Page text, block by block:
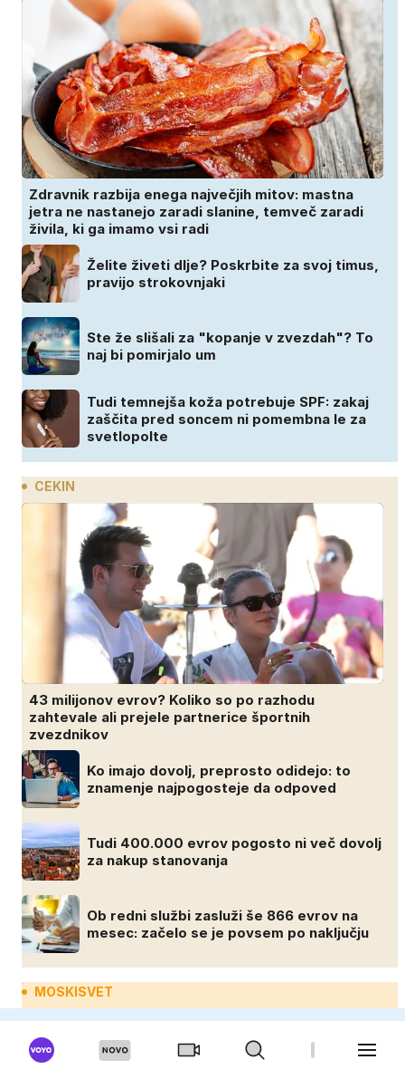
Zdravnik razbija enega največjih mitov: mastna
jetra ne nastanejo zaradi slanine, temveč zaradi
živila, ki ga imamo vsi radi
Želite živeti dlje? Poskrbite za svoj timus,
pravijo strokovnjaki
Ste že slišali za "kopanje v zvezdah"? To
naj bi pomirjalo um
Tudi temnejša koža potrebuje SPF: zakaj
zaščita pred soncem ni pomembna le za
svetlopolte
CEKIN
43 milijonov evrov? Koliko so po razhodu
zahtevale ali prejele partnerice športnih
zvezdnikov
Ko imajo dovolj, preprosto odidejo: to
znamenje najpogosteje da odpoved
Tudi 400.000 evrov pogosto ni več dovolj
za nakup stanovanja
Ob redni službi zasluži še 866 evrov na
mesec: začelo se je povsem po naključju
MOSKISVET